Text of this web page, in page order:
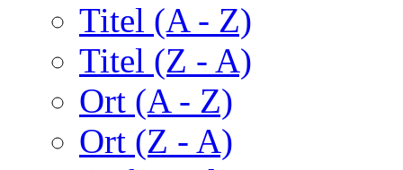
Titel (A - Z)
Titel (Z - A)
Ort (A - Z)
Ort (Z - A)